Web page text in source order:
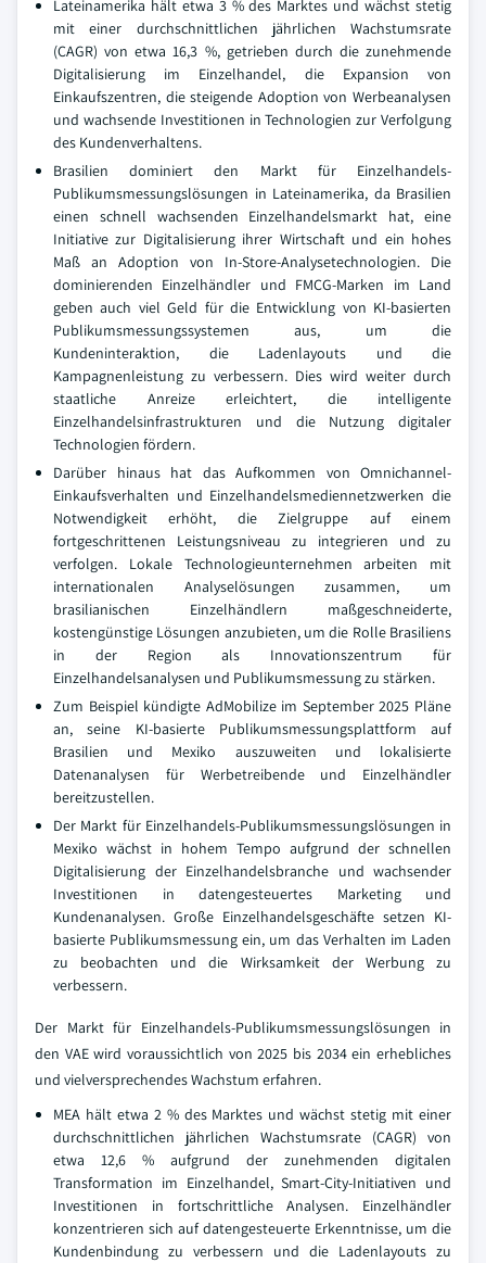
Lateinamerika hält etwa 3 % des Marktes und wächst stetig
mit einer durchschnittlichen jährlichen Wachstumsrate
(CAGR) von etwa 16,3 %, getrieben durch die zunehmende
Digitalisierung im Einzelhandel, die Expansion von
Einkaufszentren, die steigende Adoption von Werbeanalysen
und wachsende Investitionen in Technologien zur Verfolgung
des Kundenverhaltens.
Brasilien dominiert den Markt für Einzelhandels-
Publikumsmessungslösungen in Lateinamerika, da Brasilien
einen schnell wachsenden Einzelhandelsmarkt hat, eine
Initiative zur Digitalisierung ihrer Wirtschaft und ein hohes
Maß an Adoption von In-Store-Analysetechnologien. Die
dominierenden Einzelhändler und FMCG-Marken im Land
geben auch viel Geld für die Entwicklung von KI-basierten
Publikumsmessungssystemen aus, um die
Kundeninteraktion, die Ladenlayouts und die
Kampagnenleistung zu verbessern. Dies wird weiter durch
staatliche Anreize erleichtert, die intelligente
Einzelhandelsinfrastrukturen und die Nutzung digitaler
Technologien fördern.
Darüber hinaus hat das Aufkommen von Omnichannel-
Einkaufsverhalten und Einzelhandelsmediennetzwerken die
Notwendigkeit erhöht, die Zielgruppe auf einem
fortgeschrittenen Leistungsniveau zu integrieren und zu
verfolgen. Lokale Technologieunternehmen arbeiten mit
internationalen Analyselösungen zusammen, um
brasilianischen Einzelhändlern maßgeschneiderte,
kostengünstige Lösungen anzubieten, um die Rolle Brasiliens
in der Region als Innovationszentrum für
Einzelhandelsanalysen und Publikumsmessung zu stärken.
Zum Beispiel kündigte AdMobilize im September 2025 Pläne
an, seine KI-basierte Publikumsmessungsplattform auf
Brasilien und Mexiko auszuweiten und lokalisierte
Datenanalysen für Werbetreibende und Einzelhändler
bereitzustellen.
Der Markt für Einzelhandels-Publikumsmessungslösungen in
Mexiko wächst in hohem Tempo aufgrund der schnellen
Digitalisierung der Einzelhandelsbranche und wachsender
Investitionen in datengesteuertes Marketing und
Kundenanalysen. Große Einzelhandelsgeschäfte setzen KI-
basierte Publikumsmessung ein, um das Verhalten im Laden
zu beobachten und die Wirksamkeit der Werbung zu
verbessern.
Der Markt für Einzelhandels-Publikumsmessungslösungen in
den VAE wird voraussichtlich von 2025 bis 2034 ein erhebliches
und vielversprechendes Wachstum erfahren.
MEA hält etwa 2 % des Marktes und wächst stetig mit einer
durchschnittlichen jährlichen Wachstumsrate (CAGR) von
etwa 12,6 % aufgrund der zunehmenden digitalen
Transformation im Einzelhandel, Smart-City-Initiativen und
Investitionen in fortschrittliche Analysen. Einzelhändler
konzentrieren sich auf datengesteuerte Erkenntnisse, um die
Kundenbindung zu verbessern und die Ladenlayouts zu